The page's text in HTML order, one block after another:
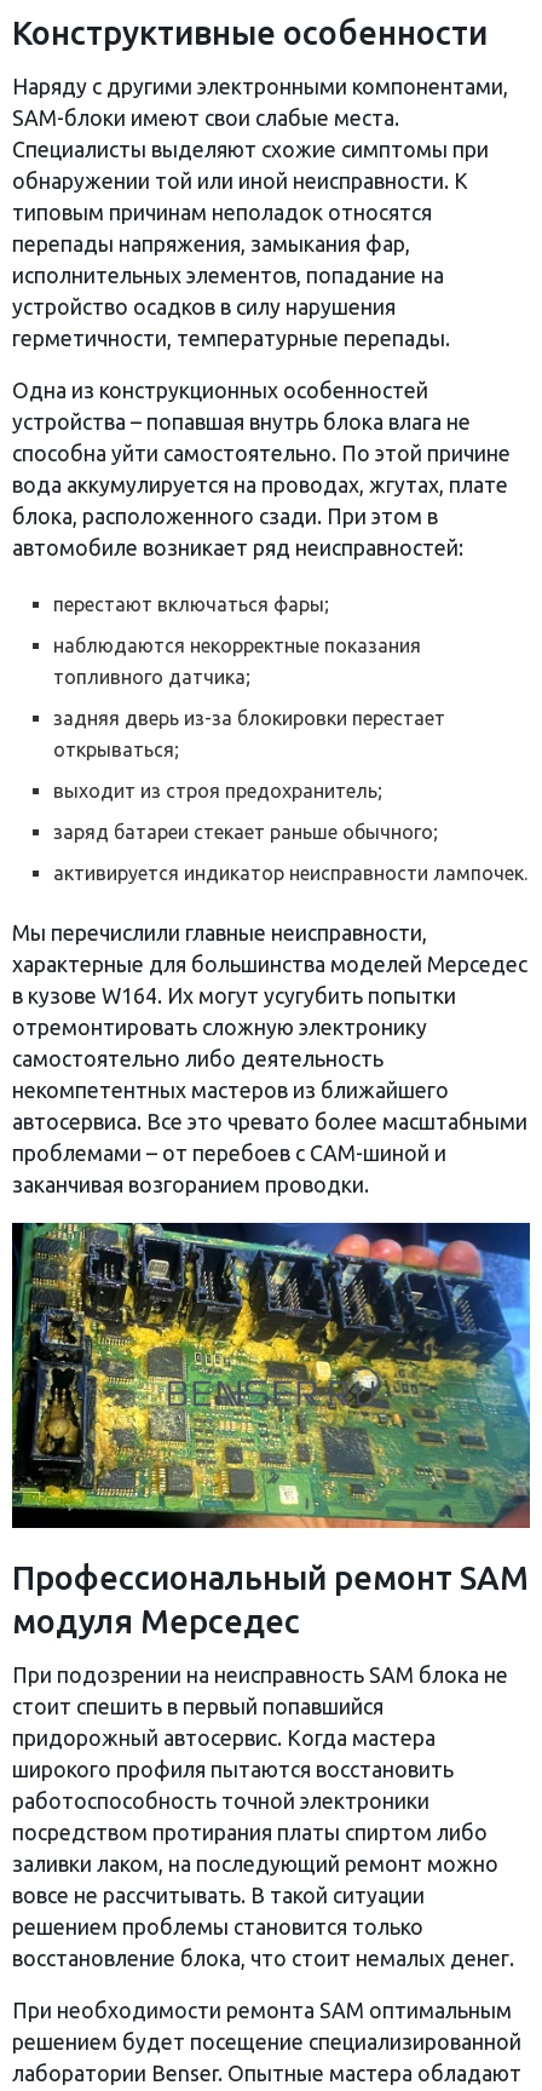
Конструктивные особенности
Наряду с другими электронными компонентами,
SAM-блоки имеют свои слабые места.
Специалисты выделяют схожие симптомы при
обнаружении той или иной неисправности. К
типовым причинам неполадок относятся
перепады напряжения, замыкания фар,
исполнительных элементов, попадание на
устройство осадков в силу нарушения
герметичности, температурные перепады.
Одна из конструкционных особенностей
устройства – попавшая внутрь блока влага не
способна уйти самостоятельно. По этой причине
вода аккумулируется на проводах, жгутах, плате
блока, расположенного сзади. При этом в
автомобиле возникает ряд неисправностей:
перестают включаться фары;
наблюдаются некорректные показания
топливного датчика;
задняя дверь из-за блокировки перестает
открываться;
выходит из строя предохранитель;
заряд батареи стекает раньше обычного;
активируется индикатор неисправности лампочек.
Мы перечислили главные неисправности,
характерные для большинства моделей Мерседес
в кузове W164. Их могут усугубить попытки
отремонтировать сложную электронику
самостоятельно либо деятельность
некомпетентных мастеров из ближайшего
автосервиса. Все это чревато более масштабными
проблемами – от перебоев с CAM-шиной и
заканчивая возгоранием проводки.
Профессиональный ремонт SAM
модуля Мерседес
При подозрении на неисправность SAM блока не
стоит спешить в первый попавшийся
придорожный автосервис. Когда мастера
широкого профиля пытаются восстановить
работоспособность точной электроники
посредством протирания платы спиртом либо
заливки лаком, на последующий ремонт можно
вовсе не рассчитывать. В такой ситуации
решением проблемы становится только
восстановление блока, что стоит немалых денег.
При необходимости ремонта SAM оптимальным
решением будет посещение специализированной
лаборатории Benser. Опытные мастера обладают